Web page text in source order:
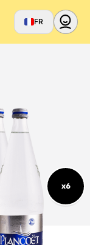
FR
x6